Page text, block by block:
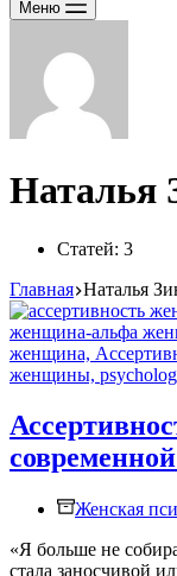
Меню
Наталья
Статей: 3
Главная Наталья
Женская
«Я больше не
стала заносчивой